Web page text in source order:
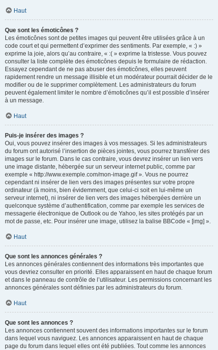
Haut
Que sont les émoticônes ?
Les émoticônes sont de petites images qui peuvent être utilisées grâce à un
code court et qui permettent d’exprimer des sentiments. Par exemple, « :) »
exprime la joie, alors qu’au contraire, « :( » exprime la tristesse. Vous pouvez
consulter la liste complète des émoticônes depuis le formulaire de rédaction.
Essayez cependant de ne pas abuser des émoticônes, elles peuvent
rapidement rendre un message illisible et un modérateur pourrait décider de le
modifier ou de le supprimer complètement. Les administrateurs du forum
peuvent également limiter le nombre d’émoticônes qu’il est possible d’insérer
à un message.
Haut
Puis-je insérer des images ?
Oui, vous pouvez insérer des images à vos messages. Si les administrateurs
du forum ont autorisé l’insertion de pièces jointes, vous pourrez transférer des
images sur le forum. Dans le cas contraire, vous devrez insérer un lien vers
une image distante, hébergée sur un serveur internet public, comme par
exemple « http://www.exemple.com/mon-image.gif ». Vous ne pourrez
cependant ni insérer de lien vers des images présentes sur votre propre
ordinateur (à moins, bien évidemment, que celui-ci soit en lui-même un
serveur internet), ni insérer de lien vers des images hébergées derrière un
quelconque système d’authentification, comme par exemple les services de
messagerie électronique de Outlook ou de Yahoo, les sites protégés par un
mot de passe, etc. Pour insérer une image, utilisez la balise BBCode « [img] ».
Haut
Que sont les annonces générales ?
Les annonces générales contiennent des informations très importantes que
vous devriez consulter en priorité. Elles apparaissent en haut de chaque forum
et dans le panneau de contrôle de l’utilisateur. Les permissions concernant les
annonces générales sont définies par les administrateurs du forum.
Haut
Que sont les annonces ?
Les annonces contiennent souvent des informations importantes sur le forum
dans lequel vous naviguez. Les annonces apparaissent en haut de chaque
page du forum dans lequel elles ont été publiées. Tout comme les annonces